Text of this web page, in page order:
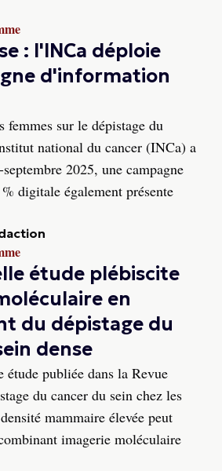
: l'INCa déploie
d'information
femmes sur le dépistage du
national du cancer (INCa) a
2025, une campagne
digitale également présente
étude plébiscite
en
du dépistage du
dense
étude publiée dans la Revue
du cancer du sein chez les
mammaire élevée peut
imagerie moléculaire